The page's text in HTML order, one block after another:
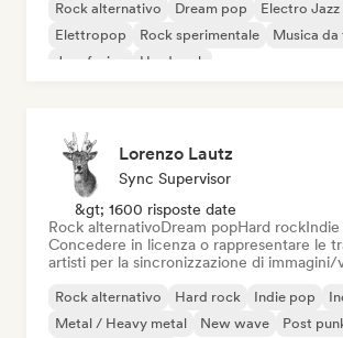
Rock alternativo Dream pop
Electro
Elettropop
Rock sperimentale
Musica da
Jazz fusion
Hard rock
Lorenzo Lautz
Sync Supervisor
&gt; 1600 risposte date
Rock alternativoDream popHard rock
Concedere in licenza o rappresentare le
artisti per la sincronizzazione di immagini/
Rock alternativo Hard rock Indie pop
Metal / Heavy metal
New wave
Post